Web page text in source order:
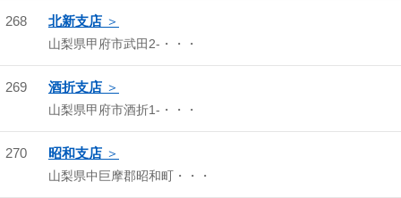
268 北新支店
山梨県甲府市武田2-・・・
269 酒折支店
山梨県甲府市酒折1-・・・
270 昭和支店
山梨県中巨摩郡昭和町・・・